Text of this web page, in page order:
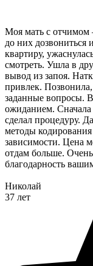
Моя мать с отчимом
до них дозвониться
квартиру,
смотреть. Ушла в
вывод из запоя.
привлек.
заданные вопросы.
ожиданием. Сначала
сделал процедуру.
методы
зависимости. Цена
отдам больше.
благодарность
Николай
37 лет